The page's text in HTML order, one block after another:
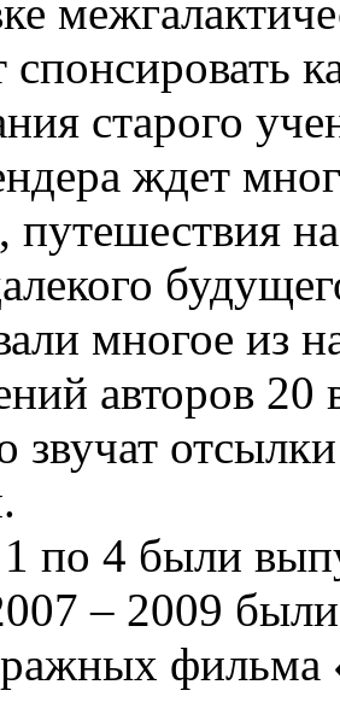
спонсировать
старого
ждет
путешествия
многое из
авторов
звучат
по 4 были
– 2009
фильма